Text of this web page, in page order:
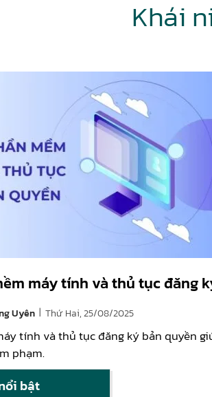
Khái
máy tính và thủ tục đăng
Uyên | Thứ Hai, 25/08/2025
tính và thủ tục đăng ký bản quyền
phạm.
bật